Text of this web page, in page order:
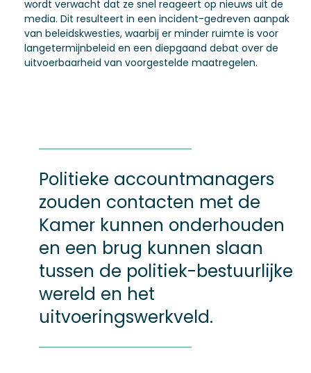
wordt verwacht dat ze snel reageert op nieuws uit de
media. Dit resulteert in een incident-gedreven aanpak
van beleidskwesties, waarbij er minder ruimte is voor
langetermijnbeleid en een diepgaand debat over de
uitvoerbaarheid van voorgestelde maatregelen.
Politieke accountmanagers
zouden contacten met de
Kamer kunnen onderhouden
en een brug kunnen slaan
tussen de politiek-bestuurlijke
wereld en het
uitvoeringswerkveld.